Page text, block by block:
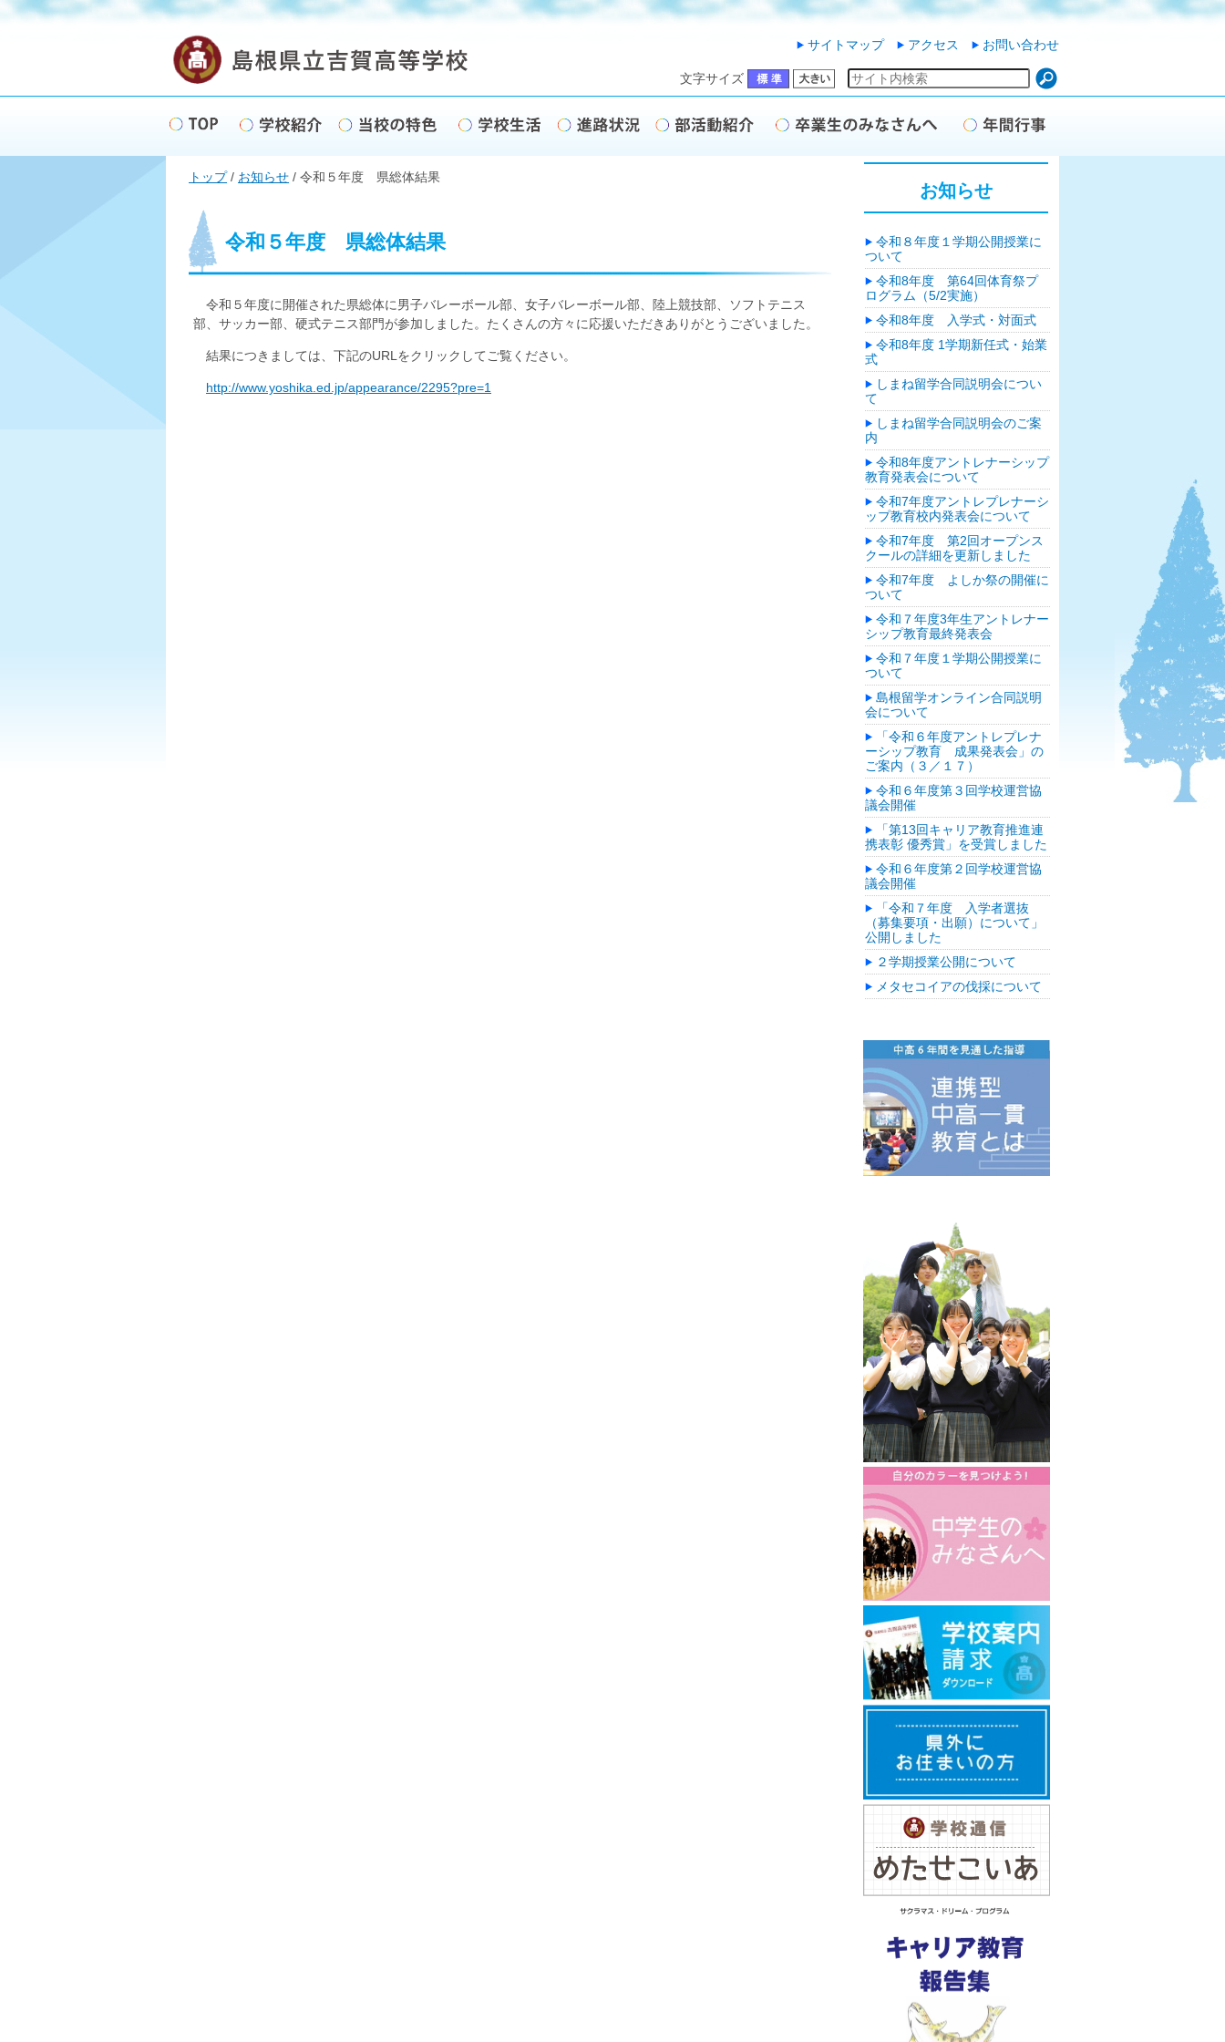
このページの本文へ
サイトマップ アクセス お問い合わせ
文字サイズ
現
位
置：
トップ/ お知らせ / 令和５年度 県総体結果
令和５年度 県総体結果
令和５年度に開催された県総体に男子バレーボール部、女子バレーボール部、陸上競技部、ソフトテニス
部、サッカー部、硬式テニス部門が参加しました。たくさんの方々に応援いただきありがとうございました。
結果につきましては、下記のURLをクリックしてご覧ください。
http://www.yoshika.ed.jp/appearance/2295?pre=1
お知らせ
令和８年度１学期公開授業に
ついて
令和8年度 第64回体育祭プ
ログラム（5/2実施）
令和8年度 入学式・対面式
令和8年度 1学期新任式・始業
式
しまね留学合同説明会につい
て
しまね留学合同説明会のご案
内
令和8年度アントレナーシップ
教育発表会について
令和7年度アントレプレナーシ
ップ教育校内発表会について
令和7年度 第2回オープンス
クールの詳細を更新しました
令和7年度 よしか祭の開催に
ついて
令和７年度3年生アントレナー
シップ教育最終発表会
令和７年度１学期公開授業に
ついて
島根留学オンライン合同説明
会について
「令和６年度アントレプレナ
ーシップ教育 成果発表会」の
ご案内（３／１７）
令和６年度第３回学校運営協
議会開催
「第13回キャリア教育推進連
携表彰 優秀賞」を受賞しました
令和６年度第２回学校運営協
議会開催
「令和７年度 入学者選抜
（募集要項・出願）について」
公開しました
２学期授業公開について
メタセコイアの伐採について